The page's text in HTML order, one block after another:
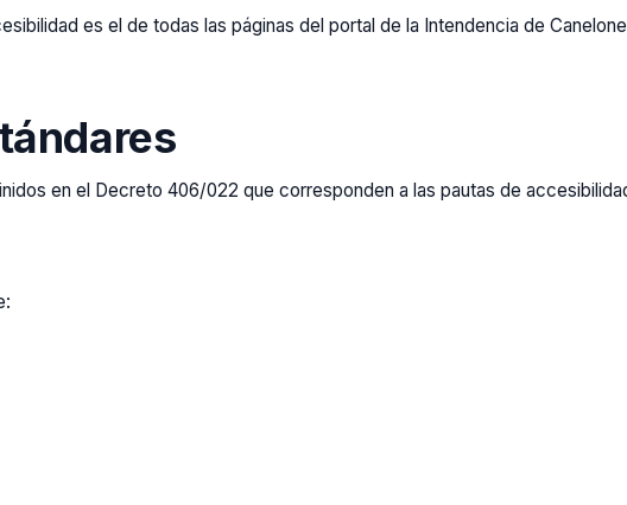
es el de todas las páginas del portal de la Intendencia de
en el Decreto 406/022 que corresponden a las pautas de